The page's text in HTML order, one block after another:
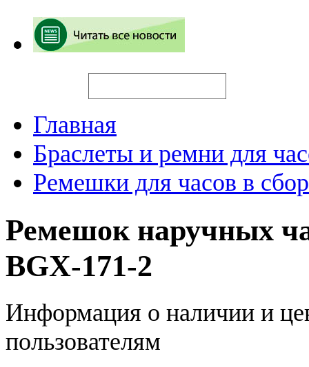
Главная
Браслеты и ремни для
Ремешки для часов в
Ремешок наручных
BGX-171-2
Информация о наличии и
пользователям